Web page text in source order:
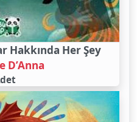
Hakkında Her Şey
D’Anna